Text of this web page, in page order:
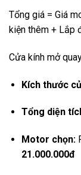
Tổng giá = Giá
kiện thêm + Lắp
Cửa kính mở
Kích thước
Tổng diện
Motor chọn:
21.000.000đ